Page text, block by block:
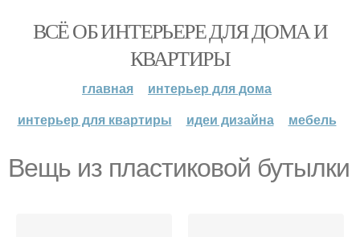
ВСЁ ОБ ИНТЕРЬЕРЕ ДЛЯ ДОМА И
КВАРТИРЫ
главная
интерьер для дома
интерьер для квартиры
идеи дизайна мебель
Вещь из пластиковой бутылки